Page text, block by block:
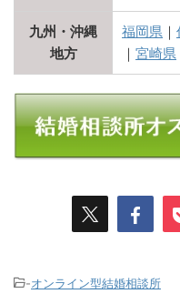
九州・沖縄
地方
福岡県 ｜
｜ 宮崎県
-オンライン型結婚相談所